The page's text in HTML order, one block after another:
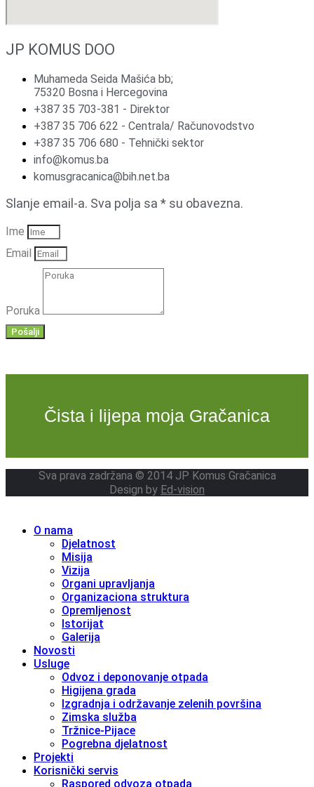
JP KOMUS DOO
Muhameda Seida Mašića bb;
75320 Bosna i Hercegovina
+387 35 703-381 - Direktor
+387 35 706 622 - Centrala/ Računovodstvo
+387 35 706 680 - Tehnički sektor
info@komus.ba
komusgracanica@bih.net.ba
Slanje email-a. Sva polja sa * su obavezna.
Ime
Email
Poruka
Pošalji
Čista i lijepa moja Gračanica
Sva prava zadržana © 2014 JP Komus Gračanica
Design by Ed-vision
O nama
Djelatnost
Misija
Vizija
Organi upravljanja
Organizaciona struktura
Opremljenost
Istorijat
Galerija
Novosti
Usluge
Odvoz i deponovanje otpada
Higijena grada
Izgradnja i održavanje zelenih površina
Zimska služba
Tržnice-Pijace
Pogrebna djelatnost
Projekti
Korisnički servis
Raspored odvoza otpada